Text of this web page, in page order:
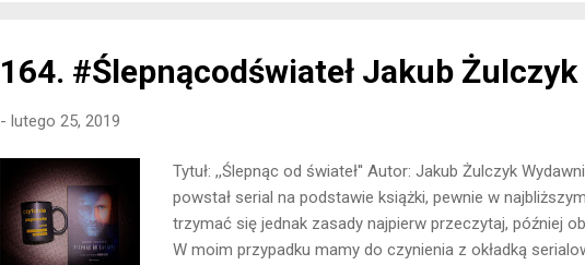
164. #Ślepnącodświateł Jakub
- lutego 25, 2019
Tytuł: ,,Ślepnąc od świateł'' Autor: Jakub Żulczyk
powstał serial na podstawie książki, pewnie w
trzymać się jednak zasady najpierw przeczytaj, później
W moim przypadku mamy do czynienia z okładką